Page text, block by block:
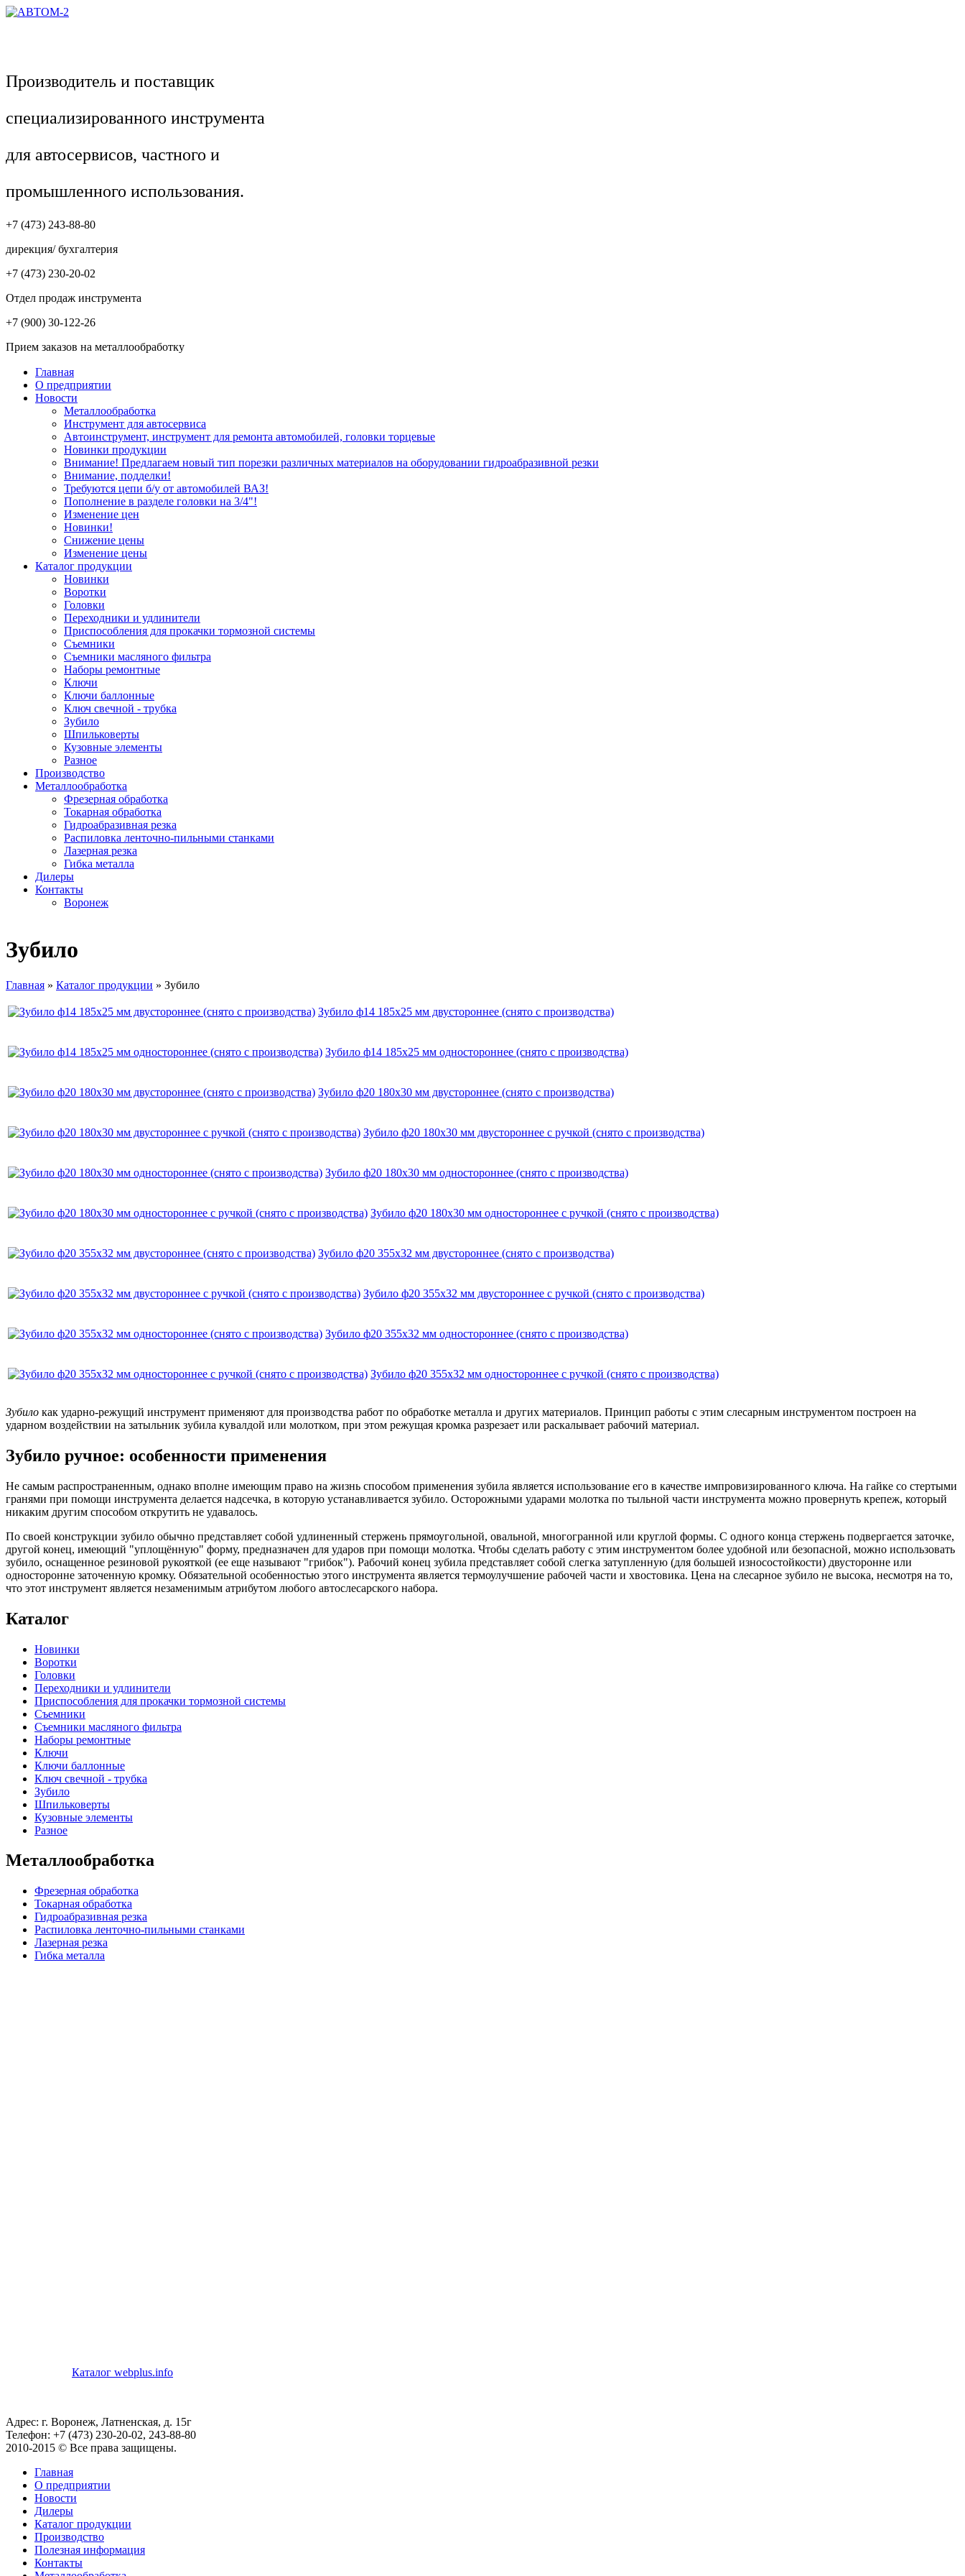
Производитель и поставщик
специализированного инструмента
для автосервисов, частного и
промышленного использования.
+7 (473) 243-88-80
дирекция/ бухгалтерия
+7 (473) 230-20-02
Отдел продаж инструмента
+7 (900) 30-122-26
Прием заказов на металлообработку
Главная
О предприятии
Новости
Металлообработка
Инструмент для автосервиса
Автоинструмент, инструмент для ремонта автомобилей, головки торцевые
Новинки продукции
Внимание! Предлагаем новый тип порезки различных материалов на оборудовании гидроабразивной резки
Внимание, подделки!
Требуются цепи б/у от автомобилей ВАЗ!
Пополнение в разделе головки на 3/4"!
Изменение цен
Новинки!
Снижение цены
Изменение цены
Каталог продукции
Новинки
Воротки
Головки
Переходники и удлинители
Приспособления для прокачки тормозной системы
Съемники
Съемники масляного фильтра
Наборы ремонтные
Ключи
Ключи баллонные
Ключ свечной - трубка
Зубило
Шпильковерты
Кузовные элементы
Разное
Производство
Металлообработка
Фрезерная обработка
Токарная обработка
Гидроабразивная резка
Распиловка ленточно-пильными станками
Лазерная резка
Гибка металла
Дилеры
Контакты
Воронеж
Зубило
Главная » Каталог продукции » Зубило
Зубило ф14 185х25 мм двустороннее (снято с производства)
Зубило ф14 185х25 мм одностороннее (снято с производства)
Зубило ф20 180х30 мм двустороннее (снято с производства)
Зубило ф20 180х30 мм двустороннее с ручкой (снято с производства)
Зубило ф20 180х30 мм одностороннее (снято с производства)
Зубило ф20 180х30 мм одностороннее с ручкой (снято с производства)
Зубило ф20 355х32 мм двустороннее (снято с производства)
Зубило ф20 355х32 мм двустороннее с ручкой (снято с производства)
Зубило ф20 355х32 мм одностороннее (снято с производства)
Зубило ф20 355х32 мм одностороннее с ручкой (снято с производства)
Зубило как ударно-режущий инструмент применяют для производства работ по обработке металла и других материалов. Принцип работы с этим слесарным инструментом построен на
ударном воздействии на затыльник зубила кувалдой или молотком, при этом режущая кромка разрезает или раскалывает рабочий материал.
Зубило ручное: особенности применения
Не самым распространенным, однако вполне имеющим право на жизнь способом применения зубила является использование его в качестве импровизированного ключа. На гайке со стертыми
гранями при помощи инструмента делается надсечка, в которую устанавливается зубило. Осторожными ударами молотка по тыльной части инструмента можно провернуть крепеж, который
никаким другим способом открутить не удавалось.
По своей конструкции зубило обычно представляет собой удлиненный стержень прямоугольной, овальной, многогранной или круглой формы. С одного конца стержень подвергается заточке,
другой конец, имеющий "уплощённую" форму, предназначен для ударов при помощи молотка. Чтобы сделать работу с этим инструментом более удобной или безопасной, можно использовать
зубило, оснащенное резиновой рукояткой (ее еще называют "грибок"). Рабочий конец зубила представляет собой слегка затупленную (для большей износостойкости) двусторонне или
односторонне заточенную кромку. Обязательной особенностью этого инструмента является термоулучшение рабочей части и хвостовика. Цена на слесарное зубило не высока, несмотря на то,
что этот инструмент является незаменимым атрибутом любого автослесарского набора.
Каталог
Новинки
Воротки
Головки
Переходники и удлинители
Приспособления для прокачки тормозной системы
Съемники
Съемники масляного фильтра
Наборы ремонтные
Ключи
Ключи баллонные
Ключ свечной - трубка
Зубило
Шпильковерты
Кузовные элементы
Разное
Металлообработка
Фрезерная обработка
Токарная обработка
Гидроабразивная резка
Распиловка ленточно-пильными станками
Лазерная резка
Гибка металла
Каталог webplus.info
Адрес: г. Воронеж, Латненская, д. 15г
Телефон: +7 (473) 230-20-02, 243-88-80
2010-2015 © Все права защищены.
Главная
О предприятии
Новости
Дилеры
Каталог продукции
Производство
Полезная информация
Контакты